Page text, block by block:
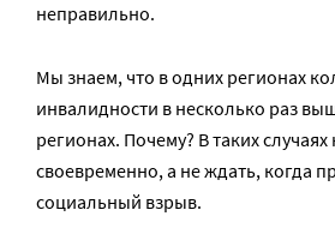
неправильно.
Мы знаем, что в одних регионах
инвалидности в несколько раз
регионах. Почему? В таких
своевременно, а не ждать, когда
социальный взрыв.